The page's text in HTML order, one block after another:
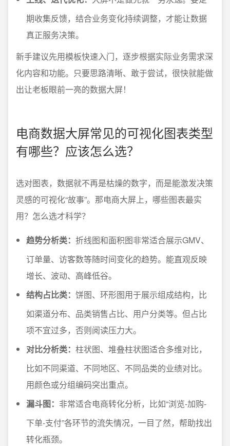
期收集反馈，结合业务变化持续调整，才能让数据
真正服务决策。
新手建议先用模板快速入门，逐步根据实际业务需求深
化内容和功能。只要思路清晰、敢于尝试，很快就能做
出让老板眼前一亮的数据大屏！
电商数据大屏常见的可视化图表类型
有哪些？应该怎么选？
选对图表，数据就不再是枯燥的数字，而是能激发决策
灵感的可视化“故事”。那电商大屏上，哪些图表最实
用？怎么选才科学？
趋势分析类： 折线图和面积图非常适合展示GMV、
订单量、访客数等随时间变化的趋势。能直观反映
增长、波动、高峰低谷。
结构占比类： 饼图、环形图用于展示组成结构，比
如渠道分布、品类销售占比、用户分类等。但占比
项不宜过多，否则阅读压力大。
对比分析类： 柱状图、堆叠柱状图适合多维对比，
比如不同渠道、不同地区、不同品类的业绩对比。
用颜色或分组编码突出重点。
漏斗图： 非常适合电商转化分析，比如“浏览-加购-
下单-支付”各环节的流失情况，一目了然，帮助找出
转化瓶颈。